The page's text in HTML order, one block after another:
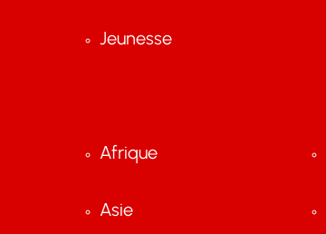
Jeunesse
Afrique
Asie